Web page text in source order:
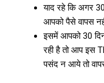
याद रहे कि अगर
आपको पैसे वापस
इसमें आपको 30
रही है तो आप इस
पसंद न आये तो